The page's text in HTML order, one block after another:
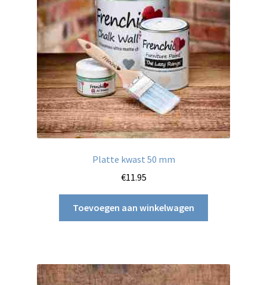
Platte kwast 50 mm
€11.95
Toevoegen aan winkelwagen